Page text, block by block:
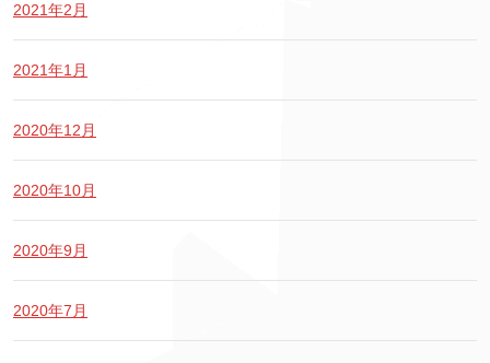
2021年2月
2021年1月
2020年12月
2020年10月
2020年9月
2020年7月